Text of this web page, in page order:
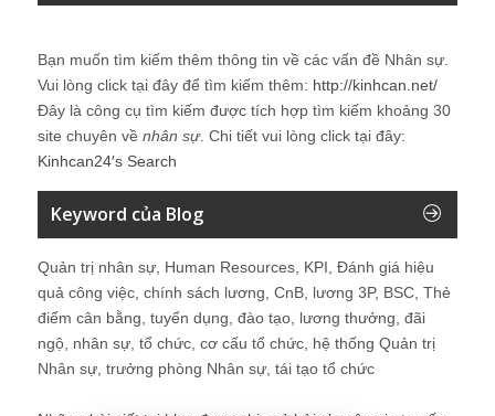
Bạn muốn tìm kiếm thêm thông tin về các vấn đề Nhân sự.
Vui lòng click tại đây để tìm kiếm thêm: http://kinhcan.net/
Đây là công cụ tìm kiếm được tích hợp tìm kiếm khoảng 30
site chuyên về nhân sự. Chi tiết vui lòng click tại đây:
Kinhcan24′s Search
Keyword của Blog
Quản trị nhân sự, Human Resources, KPI, Đánh giá hiệu
quả công việc, chính sách lương, CnB, lương 3P, BSC, Thẻ
điểm cân bằng, tuyển dụng, đào tạo, lương thưởng, đãi
ngộ, nhân sự, tổ chức, cơ cấu tổ chức, hệ thống Quản trị
Nhân sự, trưởng phòng Nhân sự, tái tạo tổ chức